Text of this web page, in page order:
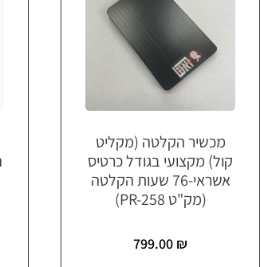
מכשיר הקלטה (מקליט
קול) מקצועי בגודל כרטיס
אשראי-76 שעות הקלטה
(מק"ט PR-258)
799.00 ₪